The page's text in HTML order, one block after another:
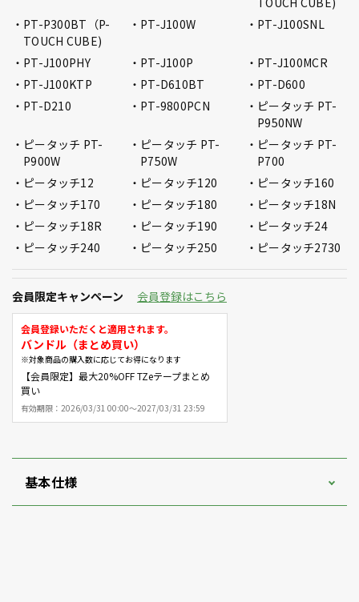
会員限定キャンペーン 会員登録はこちら
会員登録いただくと適用されます。
バンドル（まとめ買い）
※対象商品の購入数に応じてお得になります
【会員限定】最大20%OFF TZeテープまとめ
買い
有効期限： 2026/03/31 00:00～2027/03/31 23:59
PT-P300BT（P-
TOUCH CUBE)
PT-J100W PT-J100SNL
PT-J100PHY PT-J100P
PT-J100MCR
PT-J100KTP
PT-D610BT
PT-D600
PT-D210
PT-9800PCN
ピータッチ PT-
P950NW
ピータッチ PT-
P900W
ピータッチ PT-
P750W
ピータッチ PT-
P700
ピータッチ12
ピータッチ120
ピータッチ160
ピータッチ170
ピータッチ180
ピータッチ18N
ピータッチ18R
ピータッチ190
ピータッチ24
ピータッチ240
ピータッチ250 ピータッチ2730
基本仕様